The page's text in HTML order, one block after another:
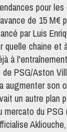
pour
de 15 M€
par Luis
chaine et à
à l'entraînement
PSG/Aston
augmenter son
un autre plan
mercato du PSG
Akliouche,